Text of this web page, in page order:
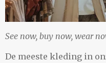
See now, buy now, wear
De meeste kleding in